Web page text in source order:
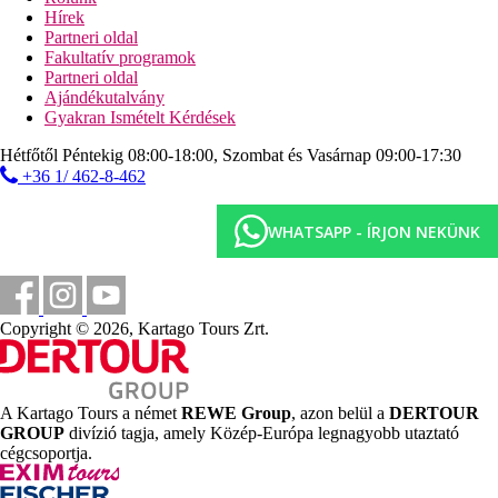
Weboldal
https://ilioszakynthos.gr/
Hivatalos kategória
3 csillag
Jegyzet
Görögországban klímaadót kell fizetni a szálloda kategóriájától
függően. Az adó nincs benne az utazás árában, azt a vendégnek
közvetlenül a szálloda recepcióján kell megfizetnie. A felsorolt
szolgáltatások és tevékenységek körét és minőségét
befolyásolhatják az adott úti célon bevezetett higiéniai vagy
Távolságok
800 m
Városközpont
7 km
Távolság a legközelebbi repülőtértől
900 m
Hírek
Partneri oldal
Fakultatív programok
Partneri oldal
Ajándékutalvány
Gyakran Ismételt Kérdések
Hétfőtől Péntekig 08:00-18:00, Szombat és Vasárnap 09:00-17:30
+36 1/ 462-8-462
WHATSAPP - ÍRJON NEKÜNK
Copyright © 2026, Kartago Tours Zrt.
A Kartago Tours a német REWE Group, azon belül a DERTOUR
GROUP divízió tagja, amely Közép-Európa legnagyobb utaztató
cégcsoportja.